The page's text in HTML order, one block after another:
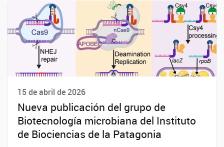
15 de abril de 2026
Nueva publicación del grupo de
Biotecnología microbiana del Instituto
de Biociencias de la Patagonia